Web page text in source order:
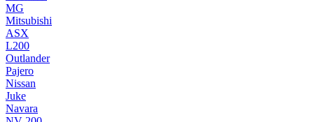
MG
Mitsubishi
ASX
L200
Outlander
Pajero
Nissan
Juke
Navara